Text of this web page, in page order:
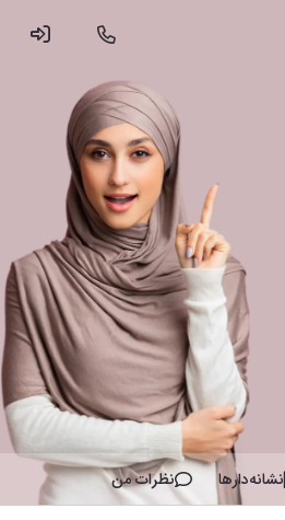
نشانه‌دار‌ها نظرات من